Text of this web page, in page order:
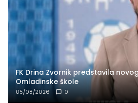
FK Drina Zvornik predstavila
Omladinske škole
05/08/2026 0